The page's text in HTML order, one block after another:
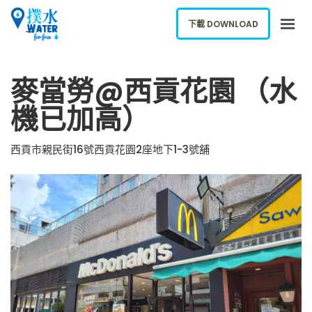
下載應用
網誌
報告新飲水機
ENGLISH
下載 DOWNLOAD
麥當勞@西貢花園 （水
機已加高）
西貢市親民街16號西貢花園2座地下1-3號舖
下載 DOWNLOAD